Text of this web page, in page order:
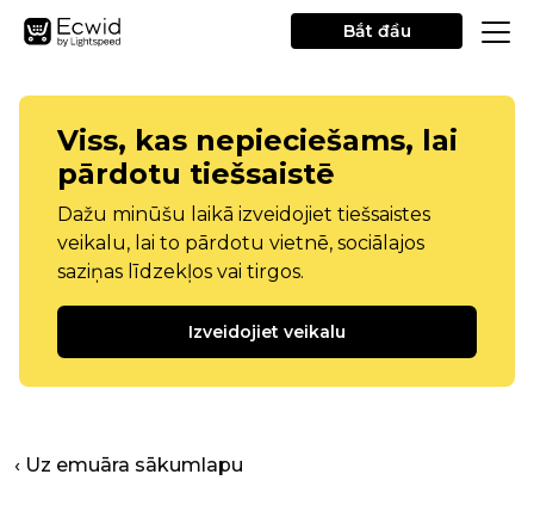
Bắt đầu
Viss, kas nepieciešams, lai
pārdotu tiešsaistē
Dažu minūšu laikā izveidojiet tiešsaistes
veikalu, lai to pārdotu vietnē, sociālajos
saziņas līdzekļos vai tirgos.
Izveidojiet veikalu
‹ Uz emuāra sākumlapu